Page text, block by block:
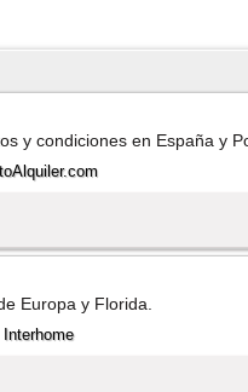
y condiciones en España y
Europa y Florida.